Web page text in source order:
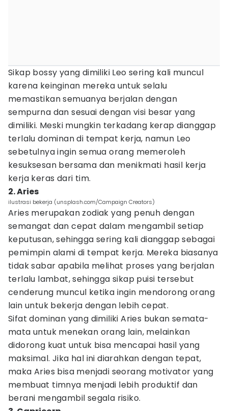
Sikap bossy yang dimiliki Leo sering kali muncul
karena keinginan mereka untuk selalu
memastikan semuanya berjalan dengan
sempurna dan sesuai dengan visi besar yang
dimiliki. Meski mungkin terkadang kerap dianggap
terlalu dominan di tempat kerja, namun Leo
sebetulnya ingin semua orang memeroleh
kesuksesan bersama dan menikmati hasil kerja
kerja keras dari tim.
2. Aries
ilustrasi bekerja (unsplash.com/Campaign Creators)
Aries merupakan zodiak yang penuh dengan
semangat dan cepat dalam mengambil setiap
keputusan, sehingga sering kali dianggap sebagai
pemimpin alami di tempat kerja. Mereka biasanya
tidak sabar apabila melihat proses yang berjalan
terlalu lambat, sehingga sikap puisi tersebut
cenderung muncul ketika ingin mendorong orang
lain untuk bekerja dengan lebih cepat.
Sifat dominan yang dimiliki Aries bukan semata-
mata untuk menekan orang lain, melainkan
didorong kuat untuk bisa mencapai hasil yang
maksimal. Jika hal ini diarahkan dengan tepat,
maka Aries bisa menjadi seorang motivator yang
membuat timnya menjadi lebih produktif dan
berani mengambil segala risiko.